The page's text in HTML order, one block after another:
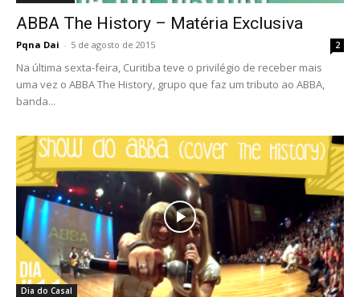
ABBA The History – Matéria Exclusiva
Pqna Dai - 5 de agosto de 2015 2
Na última sexta-feira, Curitiba teve o privilégio de receber mais
uma vez o ABBA The History, grupo que faz um tributo ao ABBA,
banda...
Dia do Casal